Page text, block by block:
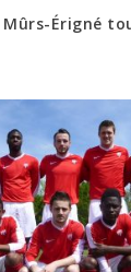
Mûrs-Érigné